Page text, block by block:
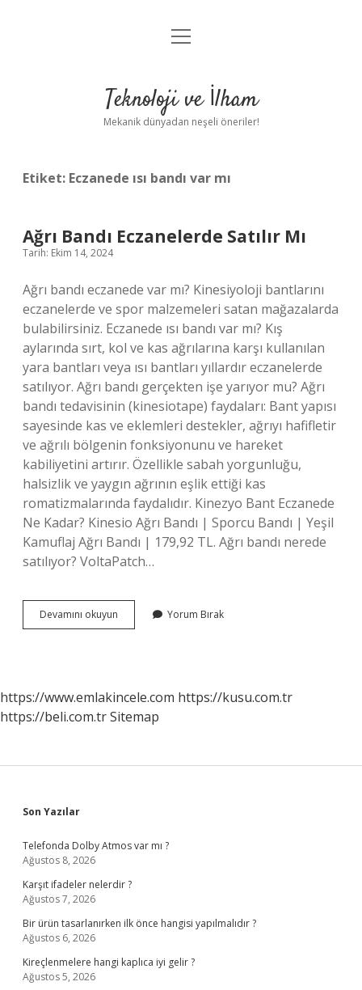
Anasayfa
Yasal Uyarı
menüyü
Teknoloji ve İlham
Mekanik dünyadan neşeli öneriler!
Etiket: Eczanede ısı bandı var mı
Ağrı Bandı Eczanelerde Satılır Mı
Tarih: Ekim 14, 2024
Ağrı bandı eczanede var mı? Kinesiyoloji bantlarını
eczanelerde ve spor malzemeleri satan mağazalarda
bulabilirsiniz. Eczanede ısı bandı var mı? Kış
aylarında sırt, kol ve kas ağrılarına karşı kullanılan
yara bantları veya ısı bantları yıllardır eczanelerde
satılıyor. Ağrı bandı gerçekten işe yarıyor mu? Ağrı
bandı tedavisinin (kinesiotape) faydaları: Bant yapısı
sayesinde kas ve eklemleri destekler, ağrıyı hafifletir
ve ağrılı bölgenin fonksiyonunu ve hareket
kabiliyetini artırır. Özellikle sabah yorgunluğu,
halsizlik ve yaygın ağrının eşlik ettiği kas
romatizmalarında faydalıdır. Kinezyo Bant Eczanede
Ne Kadar? Kinesio Ağrı Bandı | Sporcu Bandı | Yeşil
Kamuflaj Ağrı Bandı | 179,92 TL. Ağrı bandı nerede
satılıyor? VoltaPatch…
Devamını okuyun
Bandı
Yorum Bırak
https://www.emlakincele.com https://kusu.com.tr
https://beli.com.trSitemap
Sidebar
Son Yazılar
Telefonda Dolby Atmos var mı ?
Ağustos 8, 2026
Karşıt ifadeler nelerdir ?
Ağustos 7, 2026
Bir ürün tasarlanırken ilk önce hangisi yapılmalıdır ?
Ağustos 6, 2026
Kireçlenmelere hangi kaplıca iyi gelir ?
Ağustos 5, 2026